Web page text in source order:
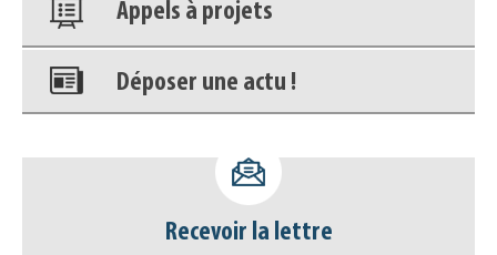
Appels à projets
Déposer une actu !
déconnecter)
Base documentaire
Recevoir la lettre